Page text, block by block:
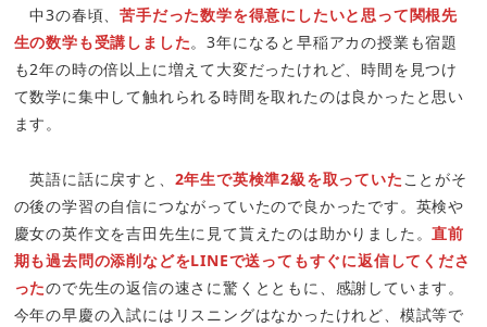
中3の春頃、苦手だった数学を得意にしたいと思って関根先
生の数学も受講しました。3年になると早稲アカの授業も宿題
も2年の時の倍以上に増えて大変だったけれど、時間を見つけ
て数学に集中して触れられる時間を取れたのは良かったと思い
ます。
英語に話に戻すと、 2年生で英検準2級を取っていた ことがそ
の後の学習の自信につながっていたので良かったです。英検や
慶女の英作文を吉田先生に見て貰えたのは助かりました。直前
期も過去問の添削などをLINEで送ってもすぐに返信してくださ
ったので先生の返信の速さに驚くとともに、感謝しています。
今年の早慶の入試にはリスニングはなかったけれど、模試等で